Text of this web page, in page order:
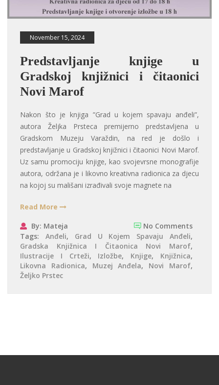
November 15, 2024
Predstavljanje knjige u
Gradskoj knjižnici i čitaonici
Novi Marof
Nakon što je knjiga ”Grad u kojem spavaju anđeli”,
autora Željka Prsteca premijerno predstavljena u
Gradskom Muzeju Varaždin, na red je došlo i
predstavljanje u Gradskoj knjižnici i čitaonici Novi Marof.
Uz samu promociju knjige, kao svojevrsne monografije
autora, održana je i likovno kreativna radionica za djecu
na kojoj su mališani izrađivali svoje magnete na
Read More
By: Mateja
No Comments
Tags: Anđeli, Grad U Kojem Spavaju Anđeli,
Gradska Knjižnica I Čitaonica Novi Marof,
Ilustracije I Crteži, Izložbe, Knjige, Knjižnica,
Likovna Radionica, Muzej Anđela, Novi Marof,
Željko Prstec